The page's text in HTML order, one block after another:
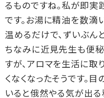
るものですね。私が即実
です。お湯に精油を数滴
温めるだけで、ずいぶん
ちなみに近見先生も便
すが、アロマを生活に取
くなくなったそうです。
いると俄然やる気が出る